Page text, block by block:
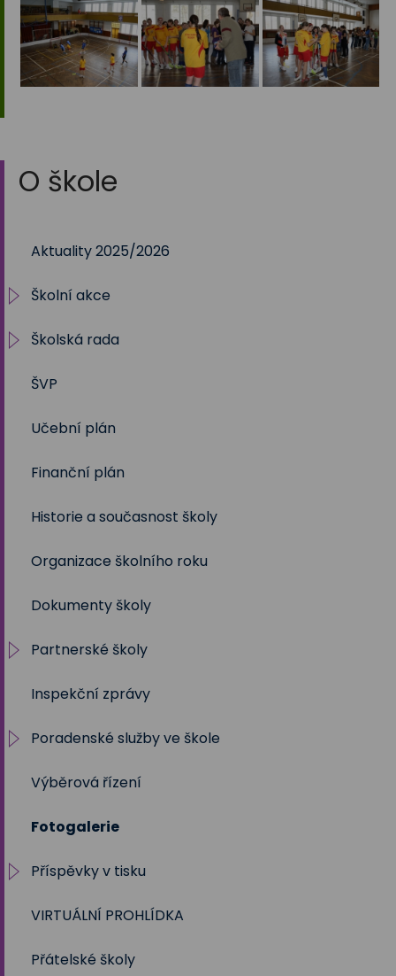
O škole
Aktuality 2025/2026
Školní akce
2025/2026
2024/2025
2023/2024
2022/2023
2021/2022
2020/2021
2019/2020
2018/2019
2017/2018
2016/2017
2015/2016
2014/2015
2013/2014
2012/2013
Školská rada
Volby 2017
Volby 2020
Volby 2023
ŠVP
Učební plán
Finanční plán
Historie a současnost školy
Organizace školního roku
Dokumenty školy
Partnerské školy
Projekty
Inspekční zprávy
Poradenské služby ve škole
Výchovný a kariérní poradce
Metodik prevence
Školní psycholog
Sociální pedagog
Speciální pedagog
Výběrová řízení
Fotogalerie
Příspěvky v tisku
Školní rok 2023 - 2024
Školní rok 2024 - 2025
VIRTUÁLNÍ PROHLÍDKA
Přátelské školy